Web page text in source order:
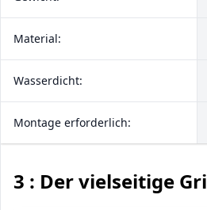
Material:
Wasserdicht:
Montage erforderlich:
3 : Der vielseitige